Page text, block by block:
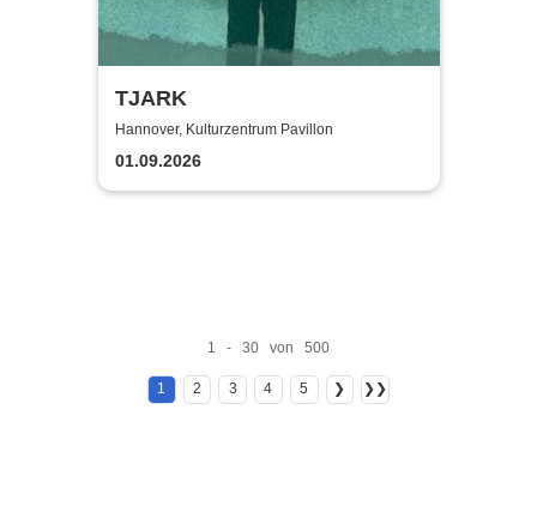
TJARK
Hannover, Kulturzentrum Pavillon
01.09.2026
1 - 30 von 500
1 2 3 4 5 ❯ ❯❯